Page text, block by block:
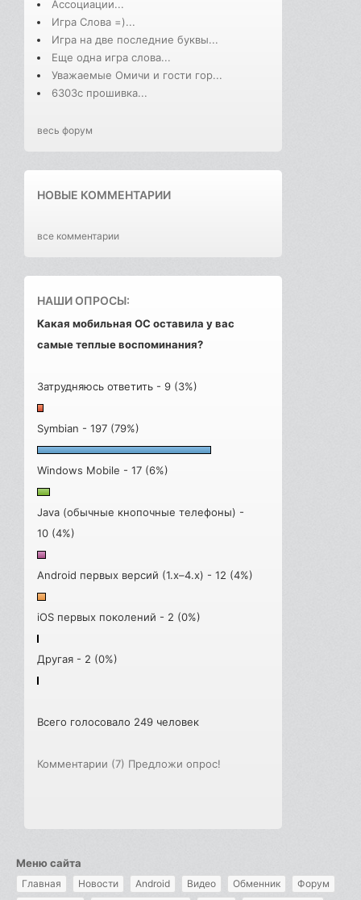
Ассоциации...
Игра Слова =)...
Игра на две последние буквы...
Еще одна игра слова...
Уважаемые Омичи и гости гор...
6303с прошивка...
весь форум
НОВЫЕ КОММЕНТАРИИ
все комментарии
НАШИ ОПРОСЫ:
Какая мобильная ОС оставила у вас
самые теплые воспоминания?
Затрудняюсь ответить - 9 (3%)
Symbian - 197 (79%)
Windows Mobile - 17 (6%)
Java (обычные кнопочные телефоны) -
10 (4%)
Android первых версий (1.x–4.x) - 12 (4%)
iOS первых поколений - 2 (0%)
Другая - 2 (0%)
Всего голосовало 249 человек
Комментарии (7) Предложи опрос!
Меню сайта
Главная Новости Android Видео Обменник
Форум